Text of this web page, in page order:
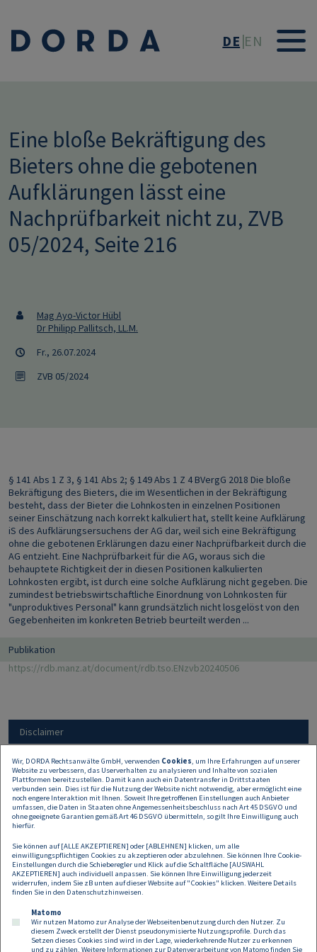
DE EN
Eine bloße Bekräftigung des
Bieters ohne die gebotenen
Aufklärungen lässt eine
Nachprüfbarkeit nicht zu, ZVB
05/2024, Seite 216
Mag Ayo-Victor Hübl
Dr Philipp Pallitsch, LL.M.
Fr., 26.07.2024
ZVB 05/2024
§ 141 Abs 1 Z 3, § 141 Abs 2; § 149 Abs 1 Z 4 BVergG 2018 Die bloße
Bekräftigung des Bieters, die im Wesentlichen in der Bekräftigung
besteht, dass der Bieter die Lohnkosten in einzelnen Positionen
seiner Einschätzung nach korrekt kalkuliert hat, stellt keine Aufklärung
iS des Aufklärungsersuchens der AG dar, weil sich eine Bekräftigung
ohne die gebotenen Erklärungen dazu einer Nachprüfbarkeit durch die
AG entzieht. Eine Nachprüfbarkeit für die AG, woraus sich die
behauptete Richtigkeit der in diesen Positionen kalkulierten
Lohnkosten ergibt, ist durch eine solche Aufklärung nicht gegeben. Die
zumindest betriebswirtschaftliche Einordnung von Lohnkosten für
"unproduktives Personal" kann grundsätzlich nicht losgelöst von den
Gegebenheiten im konkreten Betrieb beurteilt werden ...
Publikation
https://rdb.manz.at/document/rdb.tso.ENzvb20240506
Disclaimer
Alle Angaben auf dieser Website dienen nur der
Erstinformation und können keine rechtliche oder
sonstige Beratung sein oder ersetzen. Daher
übernehmen wir keine Haftung für allfälligen
Schadenersatz.
Wir, DORDA Rechtsanwälte GmbH, verwenden Cookies, um Ihre Erfahrungen auf unserer
Website zu verbessern, das Userverhalten zu analysieren und Inhalte von sozialen
Plattformen bereitzustellen. Damit kann auch ein Datentransfer in Drittstaaten
verbunden sein. Dies ist für die Nutzung der Website nicht notwendig, aber ermöglicht eine
noch engere Interaktion mit Ihnen. Soweit Ihre getroffenen Einstellungen auch Anbieter
umfassen, die Daten in Staaten ohne Angemessenheitsbeschluss nach Art 45 DSGVO und
ohne geeignete Garantien gemäß Art 46 DSGVO übermitteln, so gilt Ihre Einwilligung auch
hierfür.
Sie können auf [ALLE AKZEPTIEREN] oder [ABLEHNEN] klicken, um alle
einwilligungspflichtigen Cookies zu akzeptieren oder abzulehnen. Sie können Ihre Cookie-
Einstellungen durch die Schieberegler und Klick auf die Schaltfläche [AUSWAHL
AKZEPTIEREN] auch individuell anpassen. Sie können Ihre Einwilligung jederzeit
widerrufen, indem Sie zB unten auf dieser Website auf "Cookies" klicken. Weitere Details
finden Sie in den Datenschutzhinweisen.
Matomo
Wir nutzen Matomo zur Analyse der Webseitenbenutzung durch den Nutzer. Zu
diesem Zweck erstellt der Dienst pseudonymisierte Nutzungsprofile. Durch das
Setzen dieses Cookies sind wird in der Lage, wiederkehrende Nutzer zu erkennen
und zu zählen. Weitere Informationen zur Datenverarbeitung von Matomo finden Sie